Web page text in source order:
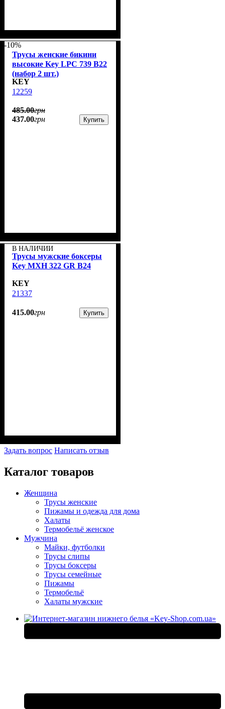
-10%
Трусы женские бикини
высокие Key LPC 739 B22
(набор 2 шт.)
KEY
12259
485.00грн
437.00грн Купить
В НАЛИЧИИ
Трусы мужские боксеры
Key MXH 322 GR B24
KEY
21337
415.00грн Купить
Задать вопрос Написать отзыв
Каталог товаров
Женщина
Трусы женские
Пижамы и одежда для дома
Халаты
Термобельё женское
Мужчина
Майки, футболки
Трусы слипы
Трусы боксеры
Трусы семейные
Пижамы
Термобельё
Халаты мужские